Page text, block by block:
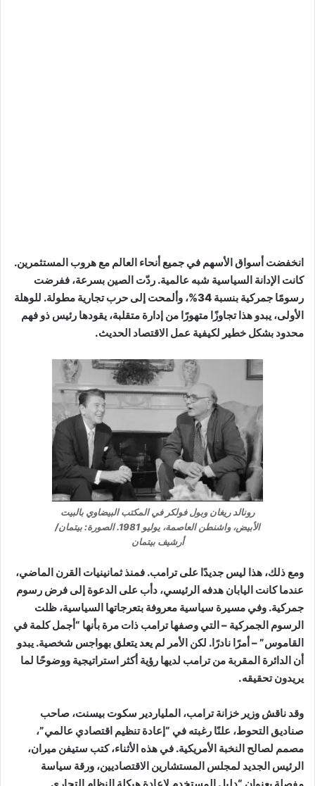
انخفضت أسواق الأسهم في جميع أنحاء العالم مع هروب المستثمرين.
كانت الإدانة السياسية شبه عالمية. ردّت الصين بسرعة، ففرضت
رسومًا جمركية بنسبة 34%، وألمحت إلى حرب تجارية مطولة. للوهلة
الأولى، يبدو هذا تجاوزًا متهورًا من إدارة متقلبة، يقودها رئيس ذو فهم
محدود بشكل خطير لكيفية عمل الاقتصاد الحديث.
رونالد ريغان وبول فولكر في المكتب البيضاوي بالبيت
الأبيض، واشنطن العاصمة، يوليو 1981. الصورة: بيتمان/
أرشيف بيتمان
ومع ذلك، هذا ليس جديدًا على ترامب. فمنذ ثمانينيات القرن الماضي،
عندما كانت اليابان هدفه الرئيسي، دأب على الدعوة إلى فرض رسوم
جمركية. وفي مسيرة سياسية معروفة بتعرجاتها السياسية، ظلت
الرسوم الجمركية – التي وصفها ترامب ذات مرة بأنها “أجمل كلمة في
القاموس” – أمرًا نادرًا. لكن الأمر لم يعد يتعلق بهواجس شخصية. يبدو
أن الدائرة المقربة من ترامب لديها رؤية أكثر استراتيجية ووضوحًا لما
يريدون تحقيقه.
وقد ناقش وزير خزانة ترامب، الملياردير سكوت بيسنت، صاحب
صناديق التحوط، علنًا رغبته في “إعادة تنظيم اقتصادي عالمي”،
مصمم لصالح النخبة الأمريكية. في هذه الأثناء، كتب ستيفن ميران،
الرئيس الجديد لمجلس المستشارين الاقتصاديين، ورقة سياسة